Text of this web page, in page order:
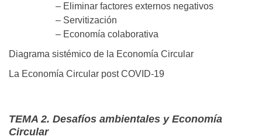
– Eliminar factores externos negativos
– Servitización
– Economía colaborativa
Diagrama sistémico de la Economía Circular
La Economía Circular post COVID-19
TEMA 2. Desafíos ambientales y Economía
Circular